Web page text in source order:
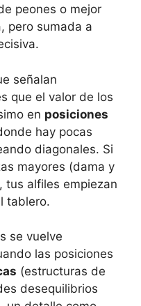
peones o mejor
pero sumada a
señalan
que el valor de los
en posiciones
hay pocas
diagonales. Si
mayores (dama y
tus alfiles empiezan
tablero.
se vuelve
las posiciones
(estructuras de
desequilibrios